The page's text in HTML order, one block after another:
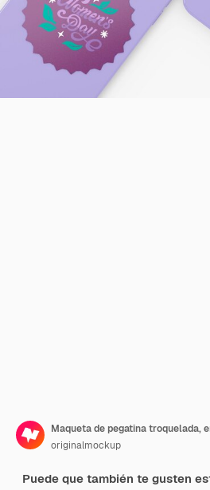
Maqueta de pegatina troquelada,
originalmockup
Puede que también te gusten